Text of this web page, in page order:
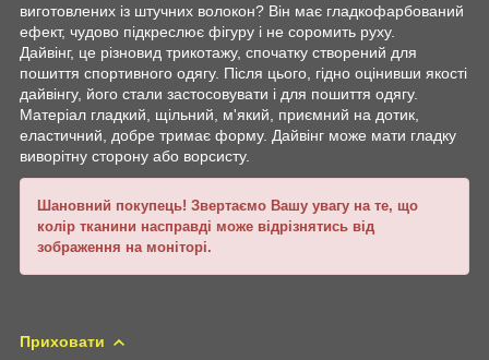
виготовлених із штучних волокон? Він має гладкофарбований
ефект, чудово підкреслює фігуру і не соромить руху.
Дайвінг, це різновид трикотажу, спочатку створений для
пошиття спортивного одягу. Після цього, гідно оцінивши якості
дайвінгу, його стали застосовувати і для пошиття одягу.
Матеріал гладкий, щільний, м'який, приємний на дотик,
еластичний, добре тримає форму. Дайвінг може мати гладку
виворітну сторону або ворсисту.
Шановний покупець! Звертаємо Вашу увагу на те, що
колір тканини насправді може відрізнятись від
зображення на моніторі.
Приховати